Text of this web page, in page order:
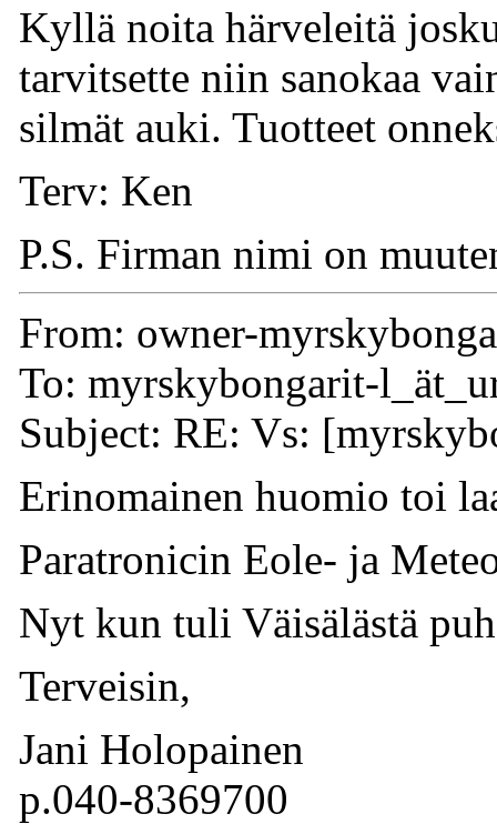
Kyllä noita härveleitä
tarvitsette niin sanokaa
silmät auki. Tuotteet
Terv: Ken
P.S. Firman nimi on
From: owner-
To: myrskybongarit-
Subject: RE: Vs:
Erinomainen huomio toi
Paratronicin Eole- ja
Nyt kun tuli Väisälästä
Terveisin,
Jani Holopainen
p.040-8369700